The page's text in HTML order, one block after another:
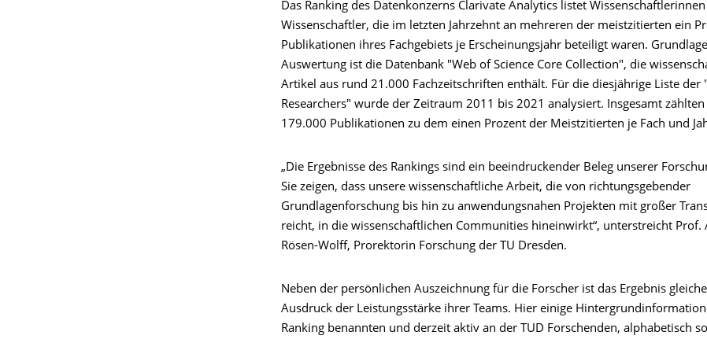
Das Ranking des Datenkonzerns Clarivate Analytics listet
Wissenschaftler, die im letzten Jahrzehnt an mehreren der meistzitierten ein
Publikationen ihres Fachgebiets je Erscheinungsjahr beteiligt waren.
Auswertung ist die Datenbank "Web of Science Core Collection", die
Artikel aus rund 21.000 Fachzeitschriften enthält. Für die diesjährige Liste der
Researchers" wurde der Zeitraum 2011 bis 2021 analysiert. Insgesamt
179.000 Publikationen zu dem einen Prozent der Meistzitierten je Fach und
„Die Ergebnisse des Rankings sind ein beeindruckender Beleg unserer
Sie zeigen, dass unsere wissenschaftliche Arbeit, die von richtungsgebender
Grundlagenforschung bis hin zu anwendungsnahen Projekten mit großer
reicht, in die wissenschaftlichen Communities hineinwirkt“, unterstreicht Prof.
Rösen-Wolff, Prorektorin Forschung der TU Dresden.
Neben der persönlichen Auszeichnung für die Forscher ist das Ergebnis
Ausdruck der Leistungsstärke ihrer Teams. Hier einige
Ranking benannten und derzeit aktiv an der TUD Forschenden, alphabetisch